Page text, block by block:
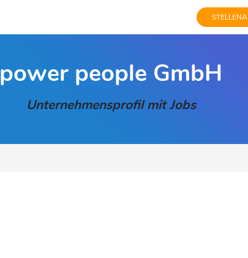
power people GmbH
Unternehmensprofil mit Jobs